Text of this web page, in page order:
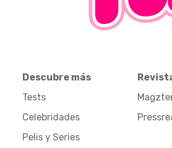
Descubre más
Tests
Celebridades
Pelis y Series